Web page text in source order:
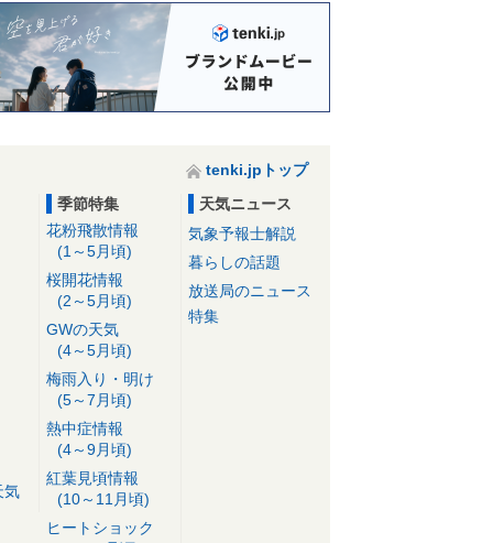
tenki.jpトップ
気
季節特集
花粉飛散情報
(1～5月頃)
桜開花情報
(2～5月頃)
GWの天気
(4～5月頃)
梅雨入り・明け
(5～7月頃)
熱中症情報
(4～9月頃)
紅葉見頃情報
(10～11月頃)
ヒートショック
天気ニュース
気象予報士解説
暮らしの話題
放送局のニュース
特集